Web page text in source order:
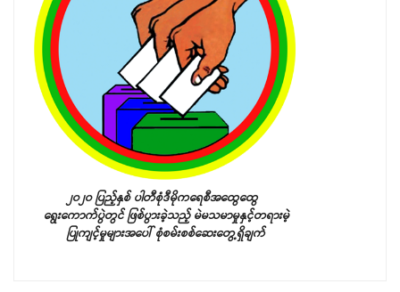
၂၀၂၀ ပြည့်နှစ် ပါတီစုံဒီမိုကရေစီအထွေထွေ
ရွေးကောက်ပွဲတွင် ဖြစ်ပွားခဲ့သည့် မဲမသမာမှုနှင့်တရားမဲ့
ပြုကျင့်မှုများအပေါ် စုံစမ်းစစ်ဆေးတွေ့ရှိချက်